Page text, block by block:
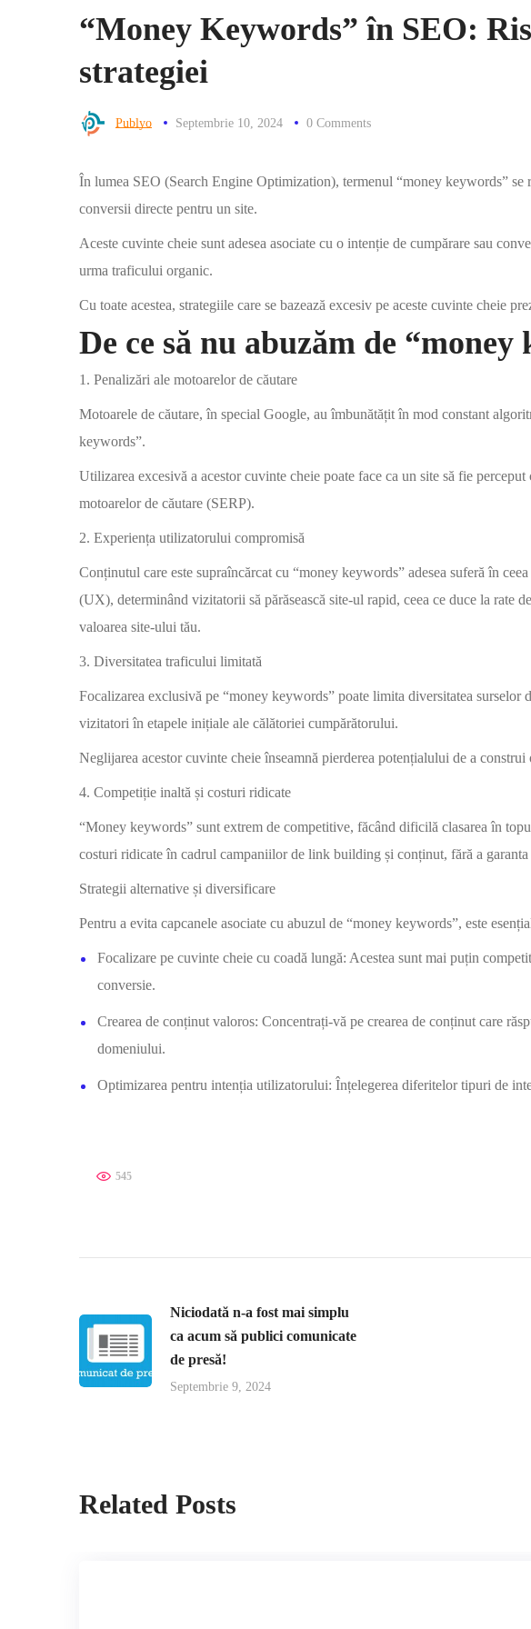
“Money Keywords” în SEO:
strategiei
Publyo Septembrie 10, 2024 0 Comments
În lumea SEO (Search Engine Optimization), termenul “money keywords”
conversii directe pentru un site.
Aceste cuvinte cheie sunt adesea asociate cu o intenție de cumpărare sau
urma traficului organic.
Cu toate acestea, strategiile care se bazează excesiv pe aceste cuvinte cheie
De ce să nu abuzăm de “money
1. Penalizări ale motoarelor de căutare
Motoarele de căutare, în special Google, au îmbunătățit în mod constant
keywords”.
Utilizarea excesivă a acestor cuvinte cheie poate face ca un site să fie
motoarelor de căutare (SERP).
2. Experiența utilizatorului compromisă
Conținutul care este supraîncărcat cu “money keywords” adesea suferă în
(UX), determinând vizitatorii să părăsească site-ul rapid, ceea ce duce la rate
valoarea site-ului tău.
3. Diversitatea traficului limitată
Focalizarea exclusivă pe “money keywords” poate limita diversitatea
vizitatori în etapele inițiale ale călătoriei cumpărătorului.
Neglijarea acestor cuvinte cheie înseamnă pierderea potențialului de a
4. Competiție inaltă și costuri ridicate
“Money keywords” sunt extrem de competitive, făcând dificilă clasarea în
costuri ridicate în cadrul campaniilor de link building și conținut, fără a garanta
Strategii alternative și diversificare
Pentru a evita capcanele asociate cu abuzul de “money keywords”, este
Focalizare pe cuvinte cheie cu coadă lungă: Acestea sunt mai puțin
conversie.
Crearea de conținut valoros: Concentrați-vă pe crearea de conținut care
domeniului.
Optimizarea pentru intenția utilizatorului: Înțelegerea diferitelor tipuri de
545
Niciodată n-a fost mai simplu
ca acum să publici comunicate
de presă!
Septembrie 9, 2024
Related Posts